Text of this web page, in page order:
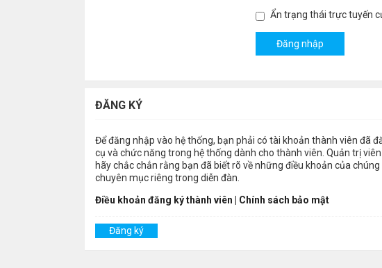
Ẩn trạng thái trực tuyến
ĐĂNG KÝ
Để đăng nhập vào hệ thống, bạn phải có tài khoản thành viên đã
cụ và chức năng trong hệ thống dành cho thành viên. Quản trị
hãy chắc chắn rằng bạn đã biết rõ về những điều khoản của
chuyên mục riêng trong diễn đàn.
Điều khoản đăng ký thành viên
Chính sách bảo mật
Đăng ký